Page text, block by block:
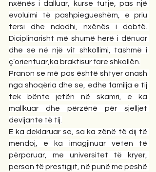
nxënës i dalluar, kurse tutje, pas një
evoluimi të pashpiegueshëm, e priu
tersi dhe ndodhi, nxënës i dobtë.
Diciplinarisht më shumë herë i dënuar
dhe se në një vit shkollimi, tashmë i
ç’orientuar,ka braktisur fare shkollën.
Pranon se më pas është shtyer anash
nga shoqëria dhe se, edhe familja e tij
tek bënte jetën në skamri, e ka
mallkuar dhe përzënë për sjelljet
devijante të tij.
E ka deklaruar se, sa ka zënë të dij të
mendoj, e ka imagjinuar veten të
përparuar, me universitet të kryer,
person të prestigjit, në punë me peshë